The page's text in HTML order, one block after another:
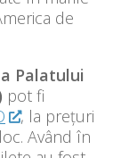
de
Palatului
pot fi
, la prețuri
Având în